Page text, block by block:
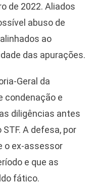
de 2022. Aliados
abuso de
ao
das apurações.
Geral da
condenação e
diligências antes
A defesa, por
o ex-assessor
e que as
fático.